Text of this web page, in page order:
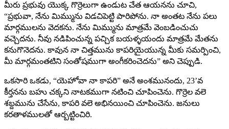
మీరు ప్రభువు యొక్క గొర్రెలుగా ఉండుట చేత ఆయనను చూచి,
“ప్రభువా, నేను మిమ్మును విడచిపెట్టి పారిపోను. నా అంతట నేను పలు
మార్గములను వెదకను. నేను మిమ్మును మాత్రమే వెంబడించుచు
వచ్చెదను. నీవు నడిపించున్న పచ్చిక బయళ్ళయందు మాత్రమే మేతను
కనుగొనెదను. కావున నా చిత్తమును కాపరియైయున్న మీకు సమర్పించి,
మీ మార్గమంతటిని సంతోషముగా అంగీకరించెదను” అని చెప్పుడి.
ఒకసారి ఒకడు, “యెహోవా నా కాపరి” అనే అంశమునందు, 23’వ
కీర్తనను బహు చక్కని నాటకముగా నటించి చూపించెను. గొర్రెల వలె
శబ్దమును చేసేను, కాపరి వలె అభినయించి చూపించెను. జనులు
కరతాళములతో ఆర్బట్టించిరి.